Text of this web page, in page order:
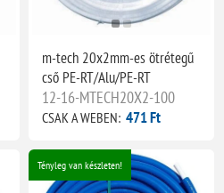
m-tech 20x2mm-es ötrétegű
cső PE-RT/Alu/PE-RT
12-16-MTECH20X2-100
CSAK A WEBEN: 471 Ft
Tényleg van készleten!